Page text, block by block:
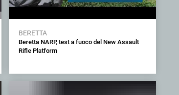
BERETTA
Beretta NARP, test a fuoco del New Assault
Rifle Platform